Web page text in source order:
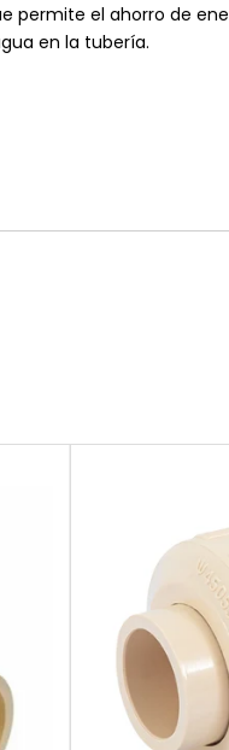
permite el ahorro de
en la tubería.